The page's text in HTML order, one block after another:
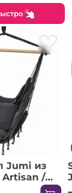
Jumi из
Artisan /